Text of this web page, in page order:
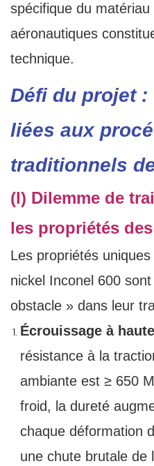
spécifique du
aéronautiques
technique.
Défi du projet
liées aux
traditionnels
(I) Dilemme de
les propriétés
Les propriétés
nickel Inconel 600
obstacle » dans leur
Écrouissage à
résistance à la
ambiante est ≥ 650
froid, la dureté
chaque déformation
une chute brutale de